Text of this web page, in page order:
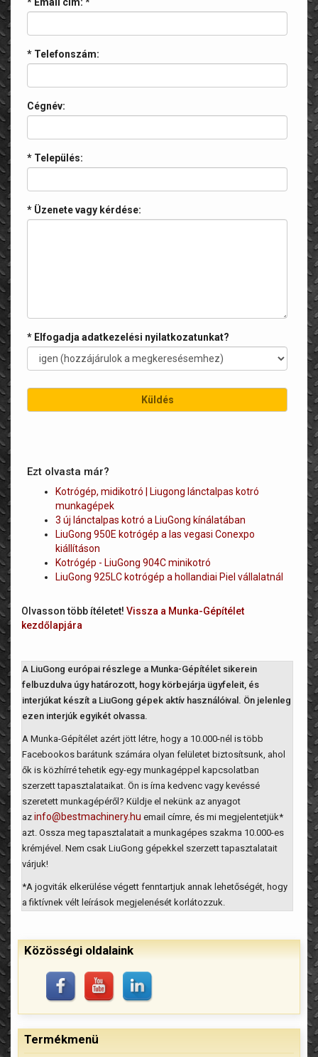
* Email cím: *
* Telefonszám:
Cégnév:
* Település:
* Üzenete vagy kérdése:
* Elfogadja adatkezelési nyilatkozatunkat?
Ezt olvasta már?
Kotrógép, midikotró | Liugong lánctalpas kotró
munkagépek
3 új lánctalpas kotró a LiuGong kínálatában
LiuGong 950E kotrógép a las vegasi Conexpo
kiállításon
Kotrógép - LiuGong 904C minikotró
LiuGong 925LC kotrógép a hollandiai Piel vállalatnál
Olvasson több ítéletet! Vissza a Munka-Gépítélet
kezdőlapjára
A LiuGong európai részlege a Munka-Gépítélet sikerein
felbuzdulva úgy határozott, hogy körbejárja ügyfeleit, és
interjúkat készít a LiuGong gépek aktív használóival. Ön jelenleg
ezen interjúk egyikét olvassa.
A Munka-Gépítélet azért jött létre, hogy a 10.000-nél is több
Facebookos barátunk számára olyan felületet biztosítsunk, ahol
ők is közhírré tehetik egy-egy munkagéppel kapcsolatban
szerzett tapasztalataikat. Ön is írna kedvenc vagy kevéssé
szeretett munkagépéről? Küldje el nekünk az anyagot
az info@bestmachinery.hu email címre, és mi megjelentetjük*
azt. Ossza meg tapasztalatait a munkagépes szakma 10.000-es
krémjével. Nem csak LiuGong gépekkel szerzett tapasztalatait
várjuk!
*A jogviták elkerülése végett fenntartjuk annak lehetőségét, hogy
a fiktívnek vélt leírások megjelenését korlátozzuk.
Közösségi oldalaink
Termékmenü